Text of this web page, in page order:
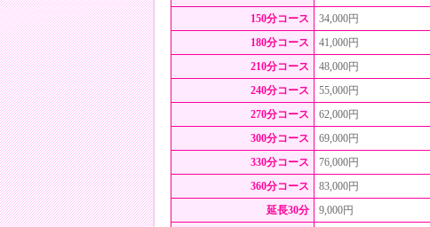
150分コース
34,000円
180分コース
41,000円
210分コース
48,000円
240分コース
55,000円
270分コース
62,000円
300分コース
69,000円
330分コース
76,000円
360分コース
83,000円
延長30分
9,000円